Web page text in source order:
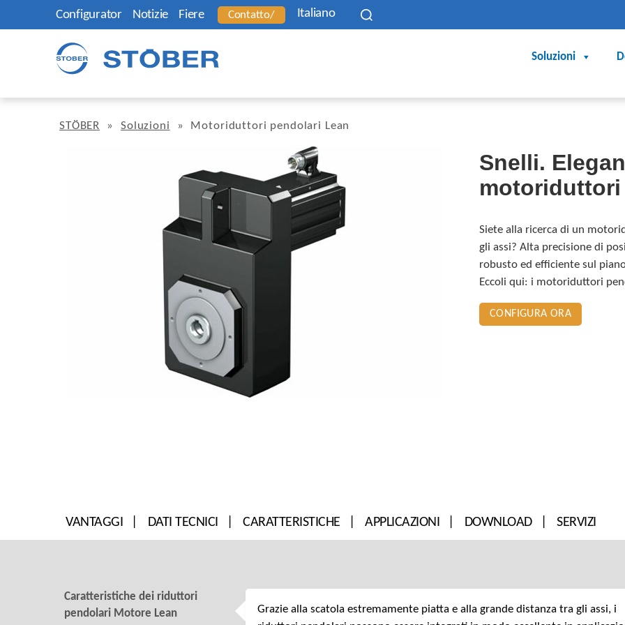
Configurator Notizie Fiere Contatto/ Italiano
Soluzioni
STÖBER » Soluzioni » Motoriduttori pendolari Lean
Snelli.
motoriduttori
Siete alla ricerca di un
gli assi? Alta precisione di
robusto ed efficiente sul
Eccoli qui: i motoriduttori
CONFIGURA ORA
VANTAGGI DATI TECNICI CARATTERISTICHE APPLICAZIONI DOWNLOAD SERVIZI
Caratteristiche dei riduttori
pendolari Motore Lean
Grazie alla scatola estremamente piatta e alla grande distanza tra gli assi, i